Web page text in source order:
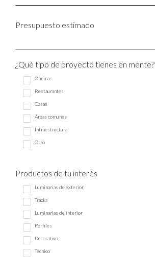
Presupuesto estimado
¿Qué tipo de proyecto tienes en mente?
Oficinas
Restaurantes
Casas
Áreas comunes
Infraestructura
Otro
Productos de tu interés
Luminarias de exterior
Tracks
Luminarias de interior
Perfiles
Decorativo
Técnico